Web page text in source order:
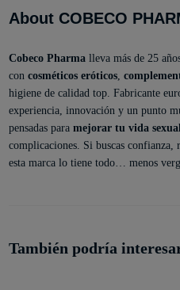
About COBECO
Cobeco Pharma lleva más de 25
con cosméticos eróticos,
higiene de calidad top. Fabricante
experiencia, innovación y un punto
pensadas para mejorar tu vida sexual
complicaciones. Si buscas confianza,
esta marca lo tiene todo… menos
También podría